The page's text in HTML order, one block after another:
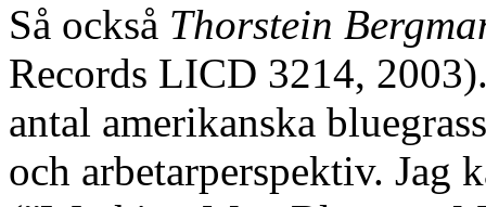
Så också Thorstein
Records LICD 3214,
antal amerikanska
och arbetarperspektiv. Jag